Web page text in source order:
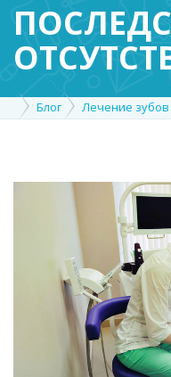
Блог Лечение зубов